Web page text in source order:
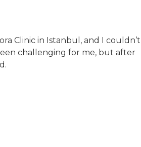
Clinic in Istanbul, and I
challenging for me, but after